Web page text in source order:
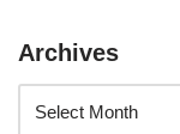
Archives